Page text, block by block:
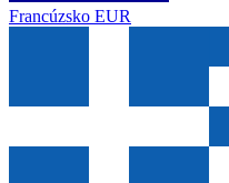
Francúzsko EUR